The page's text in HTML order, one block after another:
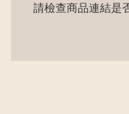
請檢查商品連結是